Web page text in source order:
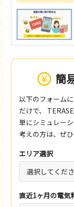
簡
以下のフォーム
だけで、
単にシミュレーシ
考えの方は、ぜ
エリア選択
直近1ヶ月の電気